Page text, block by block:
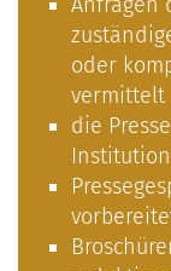
oder
vermittelt
die